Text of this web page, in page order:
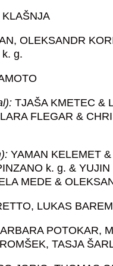
KLAŠNJA
OLEKSANDR
g.
TJAŠA KMETEC &
FLEGAR &
YAMAN KELEMET
k. g. &
MEDE &
LUKAS
POTOKAR,
TASJA